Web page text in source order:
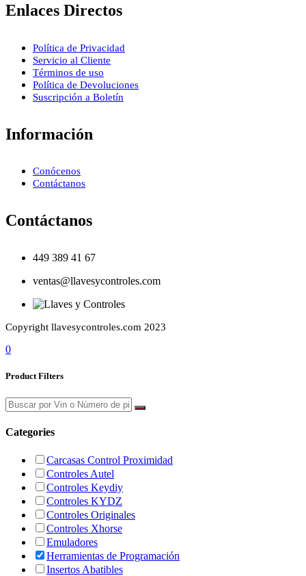
Enlaces Directos
Política de Privacidad
Servicio al Cliente
Términos de uso
Política de Devoluciones
Suscripción a Boletín
Información
Conócenos
Contáctanos
Contáctanos
449 389 41 67
ventas@llavesycontroles.com
Copyright llavesycontroles.com 2023
0
Product Filters
Categories
Carcasas Control Proximidad
Controles Autel
Controles Keydiy
Controles KYDZ
Controles Originales
Controles Xhorse
Emuladores
Herramientas de Programación
Insertos Abatibles